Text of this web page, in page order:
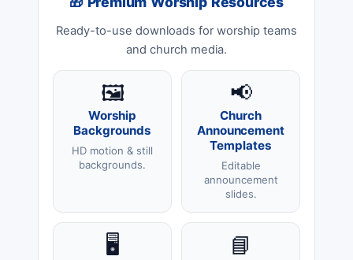
🎁 Premium Worship Resources
Ready-to-use downloads for worship teams
and church media.
🖼️
Worship
Backgrounds
HD motion & still
backgrounds.
📢
Church
Announcement
Templates
Editable
announcement
slides.
🖥️ 📘